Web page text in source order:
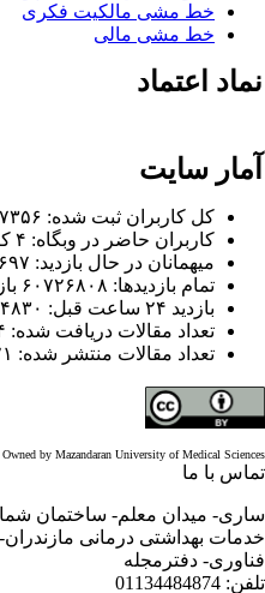
خط مشی مالکیت فکری
خط مشی مالی
اعتماد
سایت
کل کاربران ثبت شده: ۱۷۳۵۶ کاربر
کاربران حاضر در وبگاه: ۴ کاربر
میهمانان در حال بازدید: ۱۶۹۷ کاربر
تمام بازدید‌ها: ۶۰۷۲۶۸۰۸ بازدید
بازدید ۲۴ ساعت قبل: ۶۴۸۳۰ بازدید
تعداد مقالات دریافت شده: ۲۳۰۰۴ مقاله
تعداد مقالات منتشر شده: ۴۷۲۱ مقاله
by Mazandaran University of Medical
با ما
بهداشتی درمانی
دفترمجله
01134484874